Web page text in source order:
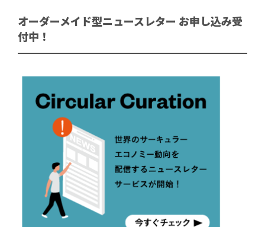
オーダーメイド型ニュースレター お申し込み受
付中！